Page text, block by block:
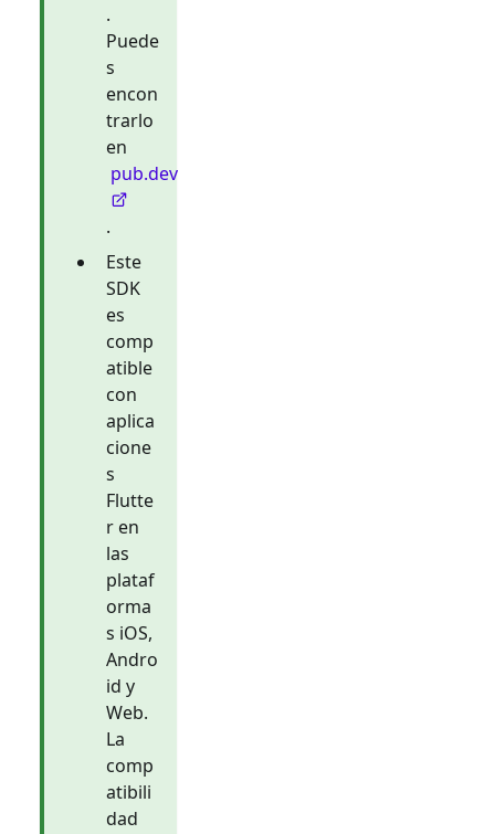
.
Puede
s
encon
trarlo
en
pub.dev
.
Este
SDK
es
comp
atible
con
aplica
cione
s
Flutte
r en
las
plataf
orma
s iOS,
Andro
id y
Web.
La
comp
atibili
dad